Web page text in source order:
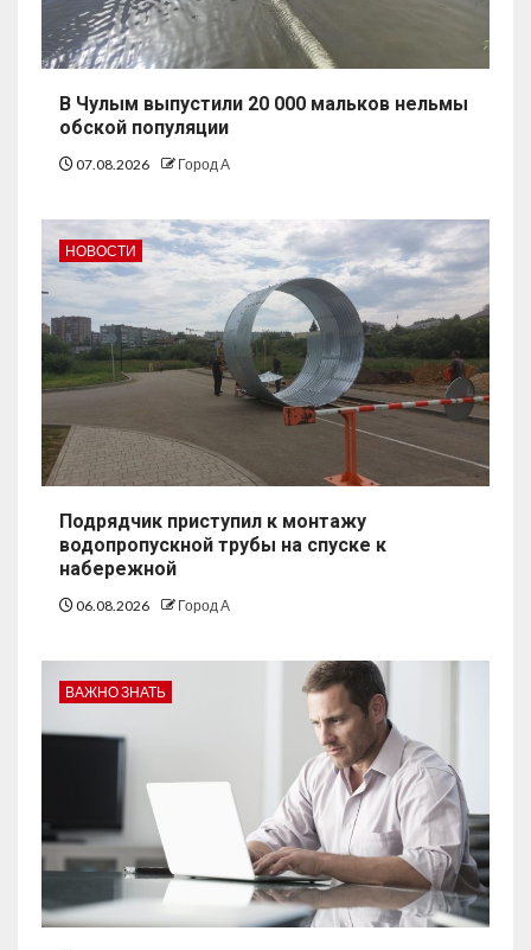
В Чулым выпустили 20 000 мальков нельмы
обской популяции
07.08.2026 Город А
НОВОСТИ
Подрядчик приступил к монтажу
водопропускной трубы на спуске к
набережной
06.08.2026 Город А
ВАЖНО ЗНАТЬ